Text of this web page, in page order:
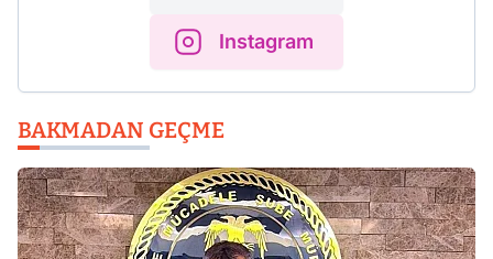
Instagram
BAKMADAN GEÇME